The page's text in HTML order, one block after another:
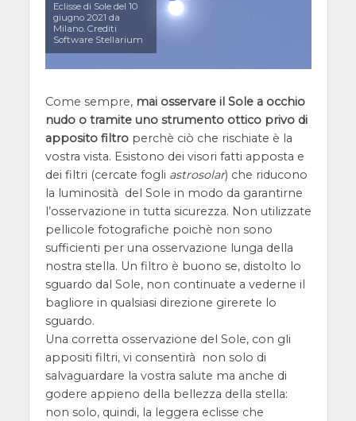
Eclisse di Sole del 10
giugno 2021 da
Milano. Crediti
Software Stellarium
Come sempre, mai osservare il Sole a occhio
nudo o tramite uno strumento ottico privo di
apposito filtroperchè ciò che rischiate è la
vostra vista. Esistono dei visori fatti apposta e
dei filtri (cercate fogli astrosolar) che riducono
la luminosità del Sole in modo da garantirne
l’osservazione in tutta sicurezza. Non utilizzate
pellicole fotografiche poichè non sono
sufficienti per una osservazione lunga della
nostra stella. Un filtro è buono se, distolto lo
sguardo dal Sole, non continuate a vederne il
bagliore in qualsiasi direzione girerete lo
sguardo.
Una corretta osservazione del Sole, con gli
appositi filtri, vi consentirà non solo di
salvaguardare la vostra salute ma anche di
godere appieno della bellezza della stella:
non solo, quindi, la leggera eclisse che